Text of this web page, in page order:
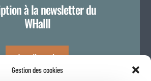
Gestion des cookies
à la newsletter du
WHalll
Je m'inscris